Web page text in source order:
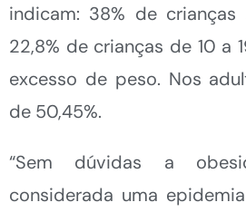
indicam: 38% de
22,8% de crianças de 10 a
excesso de peso. Nos
de 50,45%.
“Sem dúvidas a
considerada uma